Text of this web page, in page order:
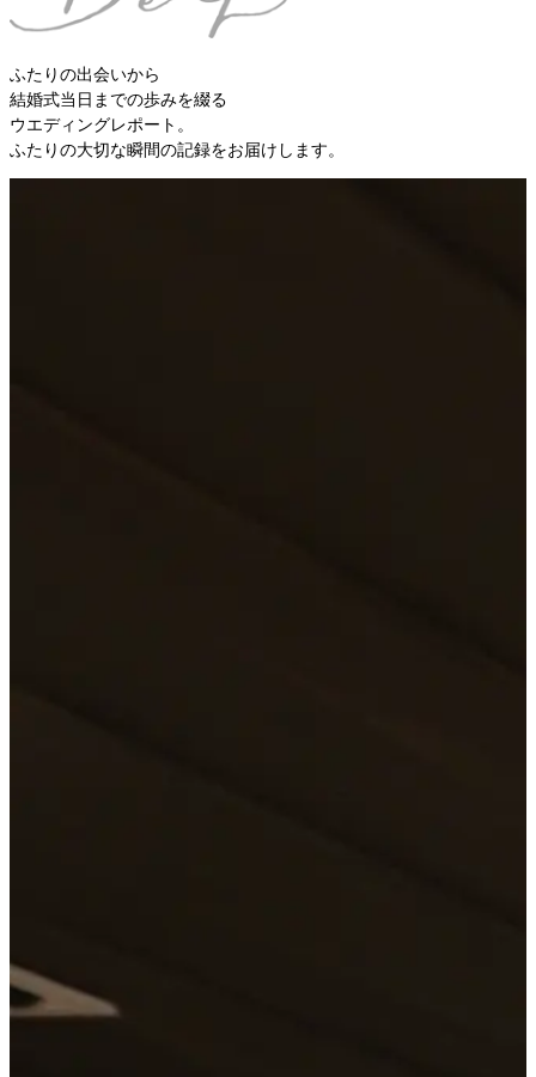
ふたりの出会いから
結婚式当日までの歩みを綴る
ウエディングレポート。
ふたりの大切な瞬間の記録をお届けします。